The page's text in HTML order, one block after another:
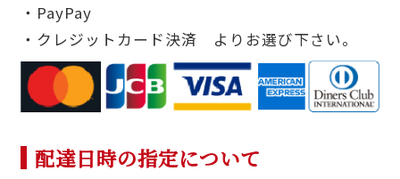
・PayPay
・クレジットカード決済 よりお選び下さい。
配達日時の指定について